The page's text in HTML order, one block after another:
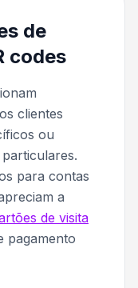
de
codes
clientes
ou
para contas
a
de visita
pagamento